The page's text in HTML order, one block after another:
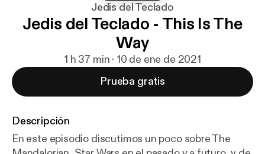
Jedis del Teclado
Jedis del Teclado - This Is The
Way
1 h 37 min · 10 de ene de 2021
Prueba gratis
Descripción
En este episodio discutimos un poco sobre The